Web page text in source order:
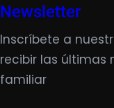
Newsletter
Inscríbete a
recibir las últimas
familiar